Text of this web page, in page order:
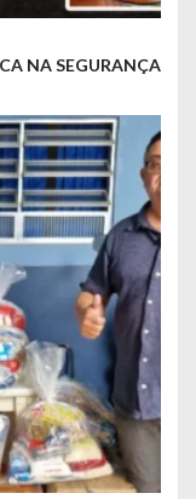
NA SEGURANÇA